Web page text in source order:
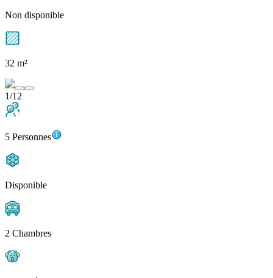
Non disponible
32 m²
1/12
5 Personnes
Disponible
2 Chambres